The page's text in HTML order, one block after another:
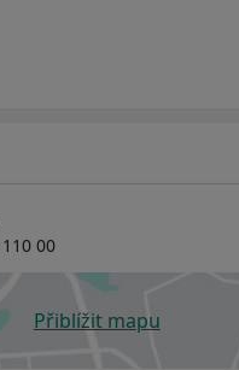
110 00
Přiblížit mapu
se otevře v